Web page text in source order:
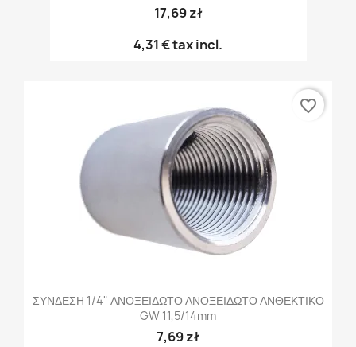
17,69 zł
4,31 €tax incl.
ΣΥΝΔΕΣΗ 1/4" ΑΝΟΞΕΙΔΩΤΟ ΑΝΟΞΕΙΔΩΤΟ ΑΝΘΕΚΤΙΚΟ
GW 11,5/14mm
7,69 zł
favorite_border